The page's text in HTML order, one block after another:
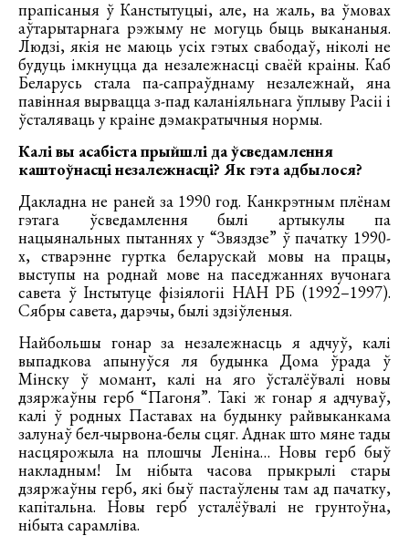
прапісаныя ў Канстытуцыі, але, на жаль, ва ўмовах
аўтарытарнага рэжыму не могуць быць выкананыя.
Людзі, якія не маюць усіх гэтых свабодаў, ніколі не
будуць імкнуцца да незалежнасці сваёй краіны. Каб
Беларусь стала па-сапраўднаму незалежнай, яна
павінная вырвацца з-пад каланіяльнага ўплыву Расіі і
ўсталяваць у краіне дэмакратычныя нормы.
Калі вы асабіста прыйшлі да ўсведамлення
каштоўнасці незалежнасці? Як гэта адбылося?
Дакладна не раней за 1990 год. Канкрэтным плёнам
гэтага ўсведамлення былі артыкулы па
нацыянальных пытаннях у “Звяздзе” ў пачатку 1990-
х, стварэнне гуртка беларускай мовы на працы,
выступы на роднай мове на паседжаннях вучонага
савета ў Інстытуце фізіялогіі НАН РБ (1992–1997).
Сябры савета, дарэчы, былі здзіўленыя.
Найбольшы гонар за незалежнасць я адчуў, калі
выпадкова апынуўся ля будынка Дома ўрада ў
Мінску ў момант, калі на яго ўсталёўвалі новы
дзяржаўны герб “Пагоня”. Такі ж гонар я адчуваў,
калі ў родных Паставах на будынку райвыканкама
залунаў бел-чырвона-белы сцяг. Аднак што мяне тады
насцярожыла на плошчы Леніна… Новы герб быў
накладным! Ім нібыта часова прыкрылі стары
дзяржаўны герб, які быў пастаўлены там ад пачатку,
капітальна. Новы герб усталёўвалі не грунтоўна,
нібыта сарамліва.